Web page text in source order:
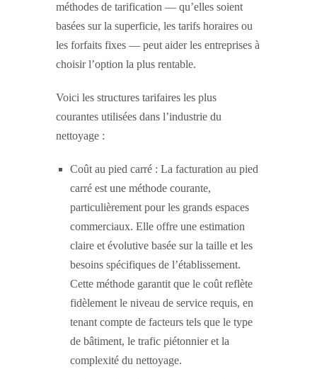
méthodes de tarification — qu’elles soient
basées sur la superficie, les tarifs horaires ou
les forfaits fixes — peut aider les entreprises à
choisir l’option la plus rentable.
Voici les structures tarifaires les plus
courantes utilisées dans l’industrie du
nettoyage :
Coût au pied carré : La facturation au pied
carré est une méthode courante,
particulièrement pour les grands espaces
commerciaux. Elle offre une estimation
claire et évolutive basée sur la taille et les
besoins spécifiques de l’établissement.
Cette méthode garantit que le coût reflète
fidèlement le niveau de service requis, en
tenant compte de facteurs tels que le type
de bâtiment, le trafic piétonnier et la
complexité du nettoyage.